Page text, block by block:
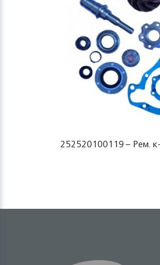
252520100119 – Рем.